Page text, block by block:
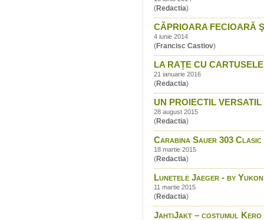
(Redactia)
CĂPRIOARA FECIOARĂ
4 iunie 2014
(Francisc Castiov)
LA RAȚE CU
21 ianuarie 2016
(Redactia)
UN PROIECTIL
28 august 2015
(Redactia)
Carabina Sauer 303
18 martie 2015
(Redactia)
Lunetele Jaeger - by Yukon
11 martie 2015
(Redactia)
JahtiJakt – costumul Kero